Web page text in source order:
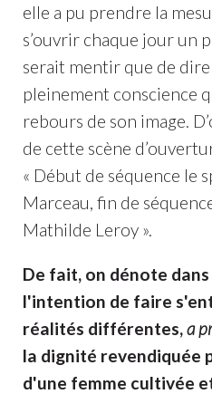
elle a pu prendre la
s’ouvrir chaque jour un
serait mentir que de dire
pleinement conscience
rebours de son image.
de cette scène
« Début de séquence le
Marceau, fin de
Mathilde Leroy ».
De fait, on dénote dans
l'intention de faire
réalités différentes,a
la dignité revendiquée
d'une femme cultivée